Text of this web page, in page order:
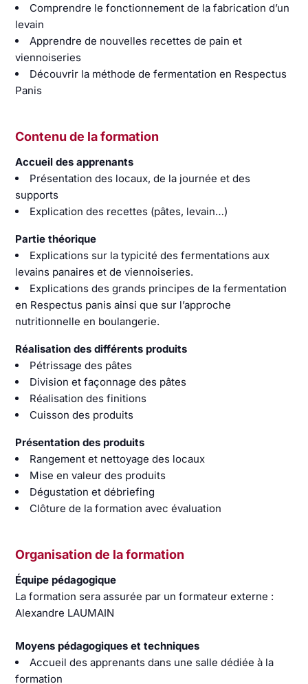
Comprendre le fonctionnement de la fabrication d’un
levain
Apprendre de nouvelles recettes de pain et
viennoiseries
Découvrir la méthode de fermentation en Respectus
Panis
Contenu de la formation
Accueil des apprenants
Présentation des locaux, de la journée et des
supports
Explication des recettes (pâtes, levain…)
Partie théorique
Explications sur la typicité des fermentations aux
levains panaires et de viennoiseries.
Explications des grands principes de la fermentation
en Respectus panis ainsi que sur l’approche
nutritionnelle en boulangerie.
Réalisation des différents produits
Pétrissage des pâtes
Division et façonnage des pâtes
Réalisation des finitions
Cuisson des produits
Présentation des produits
Rangement et nettoyage des locaux
Mise en valeur des produits
Dégustation et débriefing
Clôture de la formation avec évaluation
Organisation de la formation
Équipe pédagogique
La formation sera assurée par un formateur externe :
Alexandre LAUMAIN
Moyens pédagogiques et techniques
Accueil des apprenants dans une salle dédiée à la
formation